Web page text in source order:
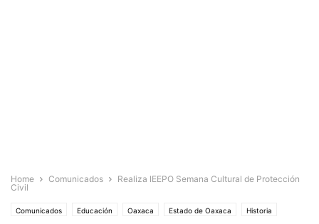
Home Comunicados
Realiza IEEPO Semana Cultural de Protección
Civil
Comunicados Educación Oaxaca Estado de Oaxaca Historia